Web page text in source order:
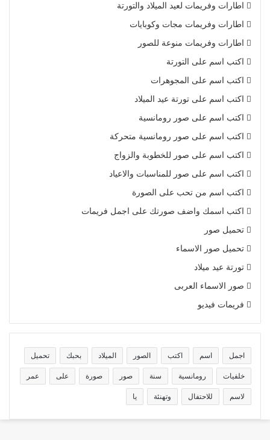
اطارات وفريمات لعيد الميلاد والتورتة
اطارات وفريمات مجات وكوبايات
اطارات وفريمات منوعة للصور
اكتب اسم على التورتة
اكتب اسم على المجوهرات
اكتب اسم على تورتة عيد الميلاد
اكتب اسم على صور رومانسية
اكتب اسم على صور رومانسية متحركة
اكتب اسم على صور للخطوبة والزواج
اكتب اسم على صور للمناسبات والاعياد
اكتب اسم من تحب على الصورة
اكتب اسمك واضف صورتك على اجمل فريمات
تحميل صور
تحميل صور الاسماء
تورتة عيد ميلاد
صور الاسماء العربى
فريمات فيديو
اجمل اسم اكتب الصور الميلاد بحبك تحميل
خلفيات رومانسية سنة صور صورة على عمر
لاسم للاحتفال وتهنئة يا